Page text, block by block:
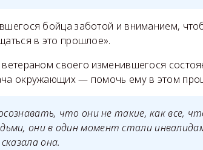
бойца заботой и вниманием,
в это прошлое».
своего изменившегося
окружающих — помочь ему в этом
что они не такие, как все,
они в один момент стали
она.